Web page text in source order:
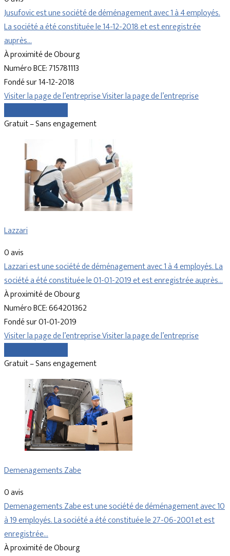
Jusufovic est une société de déménagement avec 1 à 4 employés.
La société a été constituée le 14-12-2018 et est enregistrée
auprès…
À proximité de Obourg
Numéro BCE: 715781113
Fondé sur 14-12-2018
Visiter la page de l’entrepriseVisiter la page de l’entreprise
Gratuit – Sans engagement
Lazzari
0 avis
Lazzari est une société de déménagement avec 1 à 4 employés. La
société a été constituée le 01-01-2019 et est enregistrée auprès…
À proximité de Obourg
Numéro BCE: 664201362
Fondé sur 01-01-2019
Visiter la page de l’entrepriseVisiter la page de l’entreprise
Gratuit – Sans engagement
Demenagements Zabe
0 avis
Demenagements Zabe est une société de déménagement avec 10
à 19 employés. La société a été constituée le 27-06-2001 et est
enregistrée…
À proximité de Obourg